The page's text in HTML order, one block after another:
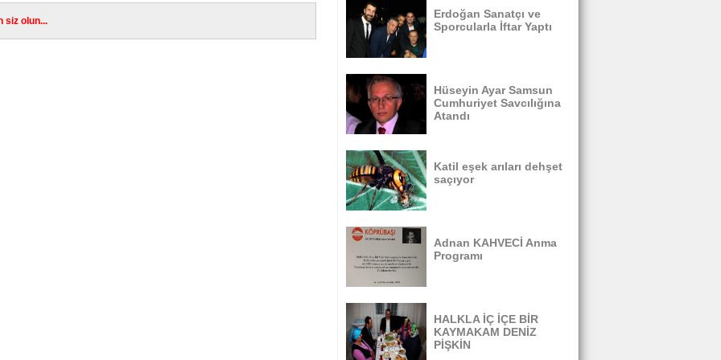
siz olun...
Erdoğan Sanatçı ve
Sporcularla İftar Yaptı
Hüseyin Ayar Samsun
Cumhuriyet Savcılığına
Atandı
Katil eşek arıları dehşet
saçıyor
Adnan KAHVECİ Anma
Programı
HALKLA İÇ İÇE BİR
KAYMAKAM DENİZ
PİŞKİN